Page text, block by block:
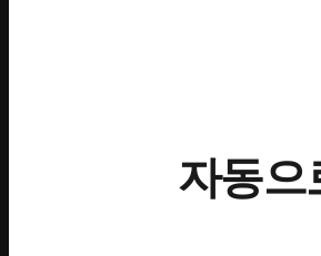
자동으